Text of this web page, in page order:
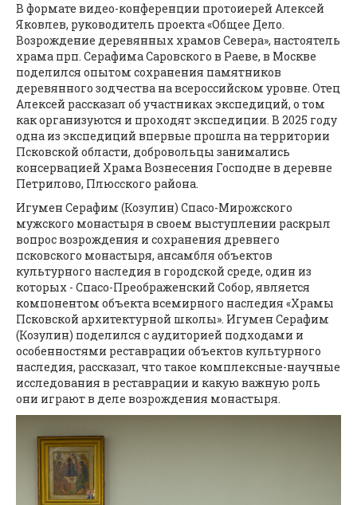
В формате видео-конференции протоиерей Алексей
Яковлев, руководитель проекта «Общее Дело.
Возрождение деревянных храмов Севера», настоятель
храма прп. Серафима Саровского в Раеве, в Москве
поделился опытом сохранения памятников
деревянного зодчества на всероссийском уровне. Отец
Алексей рассказал об участниках экспедиций, о том
как организуются и проходят экспедиции. В 2025 году
одна из экспедиций впервые прошла на территории
Псковской области, добровольцы занимались
консервацией Храма Вознесения Господне в деревне
Петрилово, Плюсского района.
Игумен Серафим (Козулин) Спасо-Мирожского
мужского монастыря в своем выступлении раскрыл
вопрос возрождения и сохранения древнего
псковского монастыря, ансамбля объектов
культурного наследия в городской среде, один из
которых - Спасо-Преображенский Собор, является
компонентом объекта всемирного наследия «Храмы
Псковской архитектурной школы». Игумен Серафим
(Козулин) поделился с аудиторией подходами и
особенностями реставрации объектов культурного
наследия, рассказал, что такое комплексные-научные
исследования в реставрации и какую важную роль
они играют в деле возрождения монастыря.